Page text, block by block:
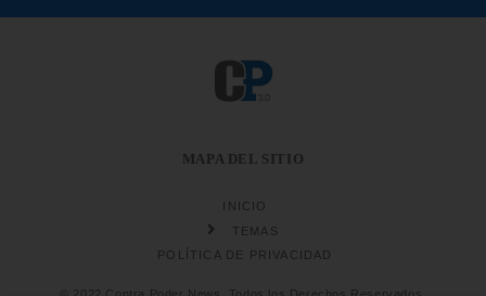
MAPA DEL SITIO
INICIO
TEMAS
POLÍTICA DE PRIVACIDAD